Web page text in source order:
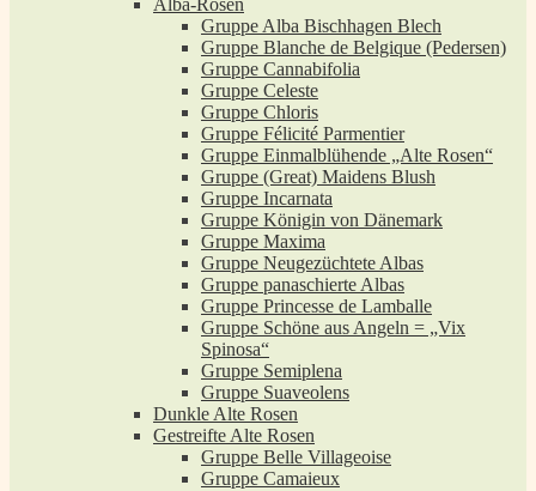
Alba-Rosen
Gruppe Alba Bischhagen Blech
Gruppe Blanche de Belgique (Pedersen)
Gruppe Cannabifolia
Gruppe Celeste
Gruppe Chloris
Gruppe Félicité Parmentier
Gruppe Einmalblühende „Alte Rosen“
Gruppe (Great) Maidens Blush
Gruppe Incarnata
Gruppe Königin von Dänemark
Gruppe Maxima
Gruppe Neugezüchtete Albas
Gruppe panaschierte Albas
Gruppe Princesse de Lamballe
Gruppe Schöne aus Angeln = „Vix
Spinosa“
Gruppe Semiplena
Gruppe Suaveolens
Dunkle Alte Rosen
Gestreifte Alte Rosen
Gruppe Belle Villageoise
Gruppe Camaieux